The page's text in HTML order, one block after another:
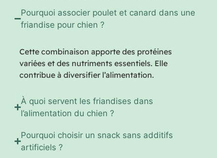
Pourquoi associer poulet et canard dans une
friandise pour chien ?
Cette combinaison apporte des protéines
variées et des nutriments essentiels. Elle
contribue à diversifier l’alimentation.
À quoi servent les friandises dans
l’alimentation du chien ?
Pourquoi choisir un snack sans additifs
artificiels ?